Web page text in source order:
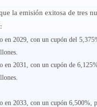
la emisión exitosa de tres
en 2029, con un cupón del
en 2031, con un cupón de
en 2033, con un cupón 6,500%,